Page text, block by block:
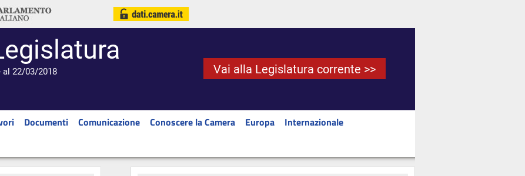
al 22/03/2018 Vai alla Legislatura corrente >>
Documenti Comunicazione Conoscere la Camera Europa
Internazionale